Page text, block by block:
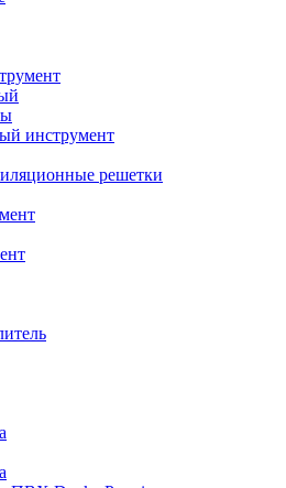
инструмент
решетки